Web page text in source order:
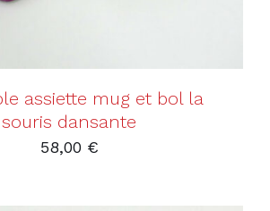
assiette mug et bol la
souris dansante
58,00 €